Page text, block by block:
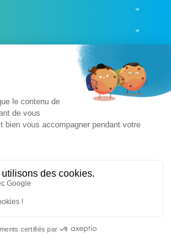
Mentions légales
générales de ventes
de signalement